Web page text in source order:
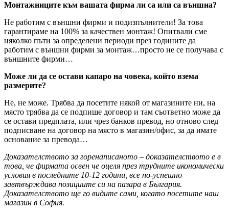
Монтажниците към вашата фирма ли са или са външна?
Не работим с външни фирми и подизпълнители! За това
гарантираме на 100% за качествен монтаж! Опитвали сме
няколко пъти за определени периоди през годините да
работим с външни фирми за монтаж…просто не се получава с
външните фирми…
Може ли да се остави капаро на човека, който взема
размерите?
Не, не може. Трябва да посетите някой от магазините ни, на
място трябва да се подпише договор и там съответно може да
се остави предплата, или чрез банков превод, но отново след
подписване на договор на място в магазин/офис, за да имате
основание за превода…
Доказателството за горенаписаното – доказателството е в
това, че фирмата освен че оцеля през трудните икономически
условия в последните 10-12 години, все по-успешно
завтвърждава позициите си на пазара в България.
Доказателството ще го видите сами, когато посетите наш
магазин в София.